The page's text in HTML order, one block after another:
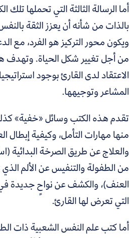
أما الرسالة الثالثة التي تحملها تلك
بالذات من شأنه أن يعزز الثقة
ويكون محور التركيز هو الفرد، مع
من أجل تغيير شكل الحياة. وتهدف
الاعتقاد لدى القارئ بوجود
المشاعر وتوجيهها.
تقدم هذه الكتب وسائل «خفية»
منها مهارات التأمل، وكيفية إبطال
والعلاج عن طريق الصرخة
من الطفولة والتنفيس عن الألم الذي
العنف)، والكشف عن نواحٍ جديدة
التي تعرض لها القارئ.
أما كتب علم النفس الشعبية ذات